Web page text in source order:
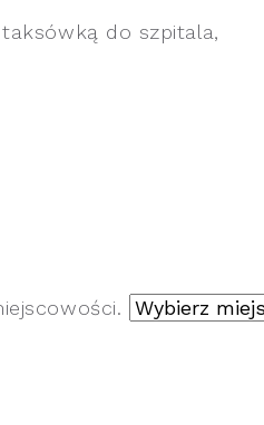
taksówką do szpitala,